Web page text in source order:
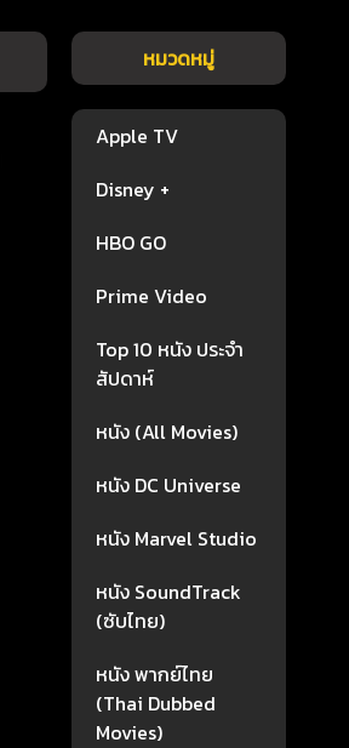
หมวดหมู่
Apple TV
Disney +
HBO GO
Prime Video
Top 10 หนัง ประจำ
สัปดาห์
หนัง (All Movies)
หนัง DC Universe
หนัง Marvel Studio
หนัง SoundTrack
(ซับไทย)
หนัง พากย์ไทย
(Thai Dubbed
Movies)